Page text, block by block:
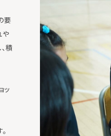
要
や
積
ッ